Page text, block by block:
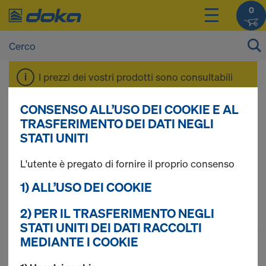
0
I prezzi dei vostri prodotti sono consultabili
dopo illogin.
Cassaforme ad
elementi per solai
Trovati 45 prodotti
CONSENSO ALL’USO DEI COOKIE E AL
TRASFERIMENTO DEI DATI NEGLI
STATI UNITI
L'utente è pregato di fornire il proprio consenso
1) ALL’USO DEI COOKIE
2) PER IL TRASFERIMENTO NEGLI
STATI UNITI DEI DATI RACCOLTI
MEDIANTE I COOKIE